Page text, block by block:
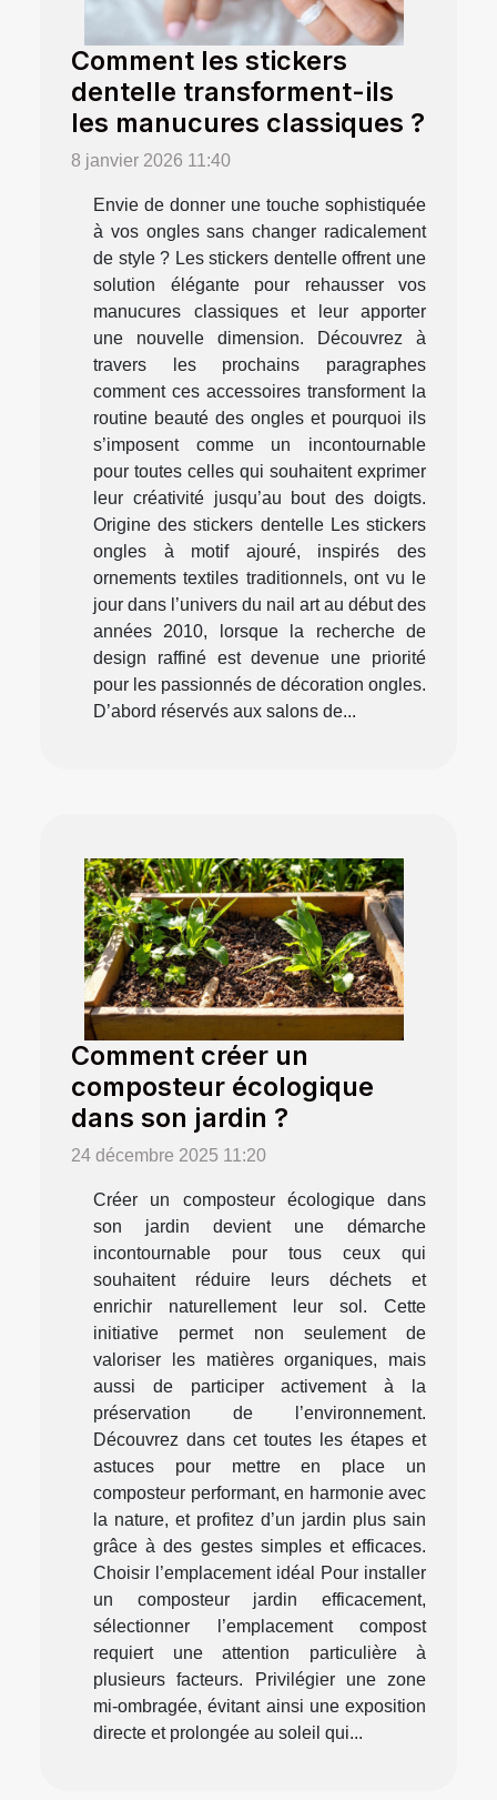
Comment les stickers
dentelle transforment-ils
les manucures classiques ?
8 janvier 2026 11:40
Envie de donner une touche sophistiquée
à vos ongles sans changer radicalement
de style ? Les stickers dentelle offrent une
solution élégante pour rehausser vos
manucures classiques et leur apporter
une nouvelle dimension. Découvrez à
travers les prochains paragraphes
comment ces accessoires transforment la
routine beauté des ongles et pourquoi ils
s’imposent comme un incontournable
pour toutes celles qui souhaitent exprimer
leur créativité jusqu’au bout des doigts.
Origine des stickers dentelle Les stickers
ongles à motif ajouré, inspirés des
ornements textiles traditionnels, ont vu le
jour dans l’univers du nail art au début des
années 2010, lorsque la recherche de
design raffiné est devenue une priorité
pour les passionnés de décoration ongles.
D’abord réservés aux salons de...
Comment créer un
composteur écologique
dans son jardin ?
24 décembre 2025 11:20
Créer un composteur écologique dans
son jardin devient une démarche
incontournable pour tous ceux qui
souhaitent réduire leurs déchets et
enrichir naturellement leur sol. Cette
initiative permet non seulement de
valoriser les matières organiques, mais
aussi de participer activement à la
préservation de l’environnement.
Découvrez dans cet toutes les étapes et
astuces pour mettre en place un
composteur performant, en harmonie avec
la nature, et profitez d’un jardin plus sain
grâce à des gestes simples et efficaces.
Choisir l’emplacement idéal Pour installer
un composteur jardin efficacement,
sélectionner l’emplacement compost
requiert une attention particulière à
plusieurs facteurs. Privilégier une zone
mi-ombragée, évitant ainsi une exposition
directe et prolongée au soleil qui...